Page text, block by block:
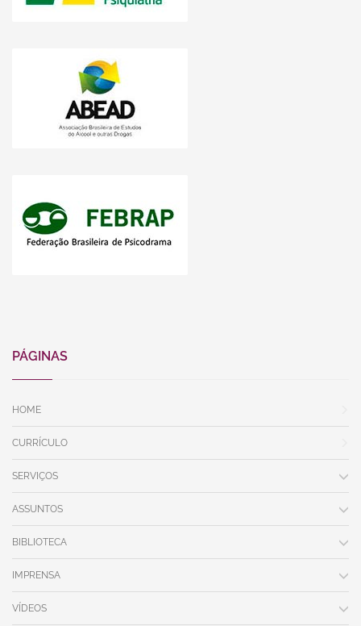
PÁGINAS
HOME
CURRÍCULO
SERVIÇOS
ASSUNTOS
BIBLIOTECA
IMPRENSA
VÍDEOS